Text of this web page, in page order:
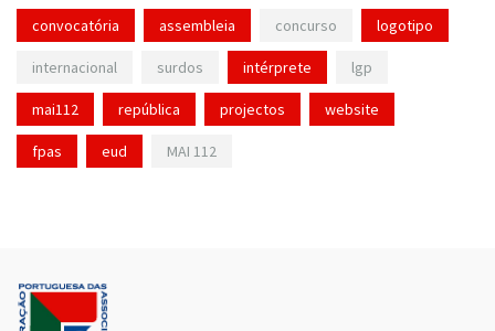
convocatória assembleia concurso logotipo
internacional surdos intérprete lgp
mai112 república projectos website
fpas eud MAI 112